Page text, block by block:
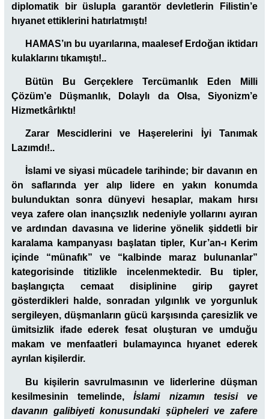
diplomatik bir üslupla garantör devletlerin Filistin’e
hıyanet ettiklerini hatırlatmıştı!
HAMAS’ın bu uyarılarına, maalesef Erdoğan iktidarı
kulaklarını tıkamıştı!..
Bütün Bu Gerçeklere Tercümanlık Eden Milli
Çözüm’e Düşmanlık, Dolaylı da Olsa, Siyonizm’e
Hizmetkârlıktı!
Zarar Mescidlerini ve Haşerelerini İyi Tanımak
Lazımdı!..
İslami ve siyasi mücadele tarihinde; bir davanın en
ön saflarında yer alıp lidere en yakın konumda
bulunduktan sonra dünyevi hesaplar, makam hırsı
veya zafere olan inançsızlık nedeniyle yollarını ayıran
ve ardından davasına ve liderine yönelik şiddetli bir
karalama kampanyası başlatan tipler, Kur’an-ı Kerim
içinde “münafık” ve “kalbinde maraz bulunanlar”
kategorisinde titizlikle incelenmektedir. Bu tipler,
başlangıçta cemaat disiplinine girip gayret
gösterdikleri halde, sonradan yılgınlık ve yorgunluk
sergileyen, düşmanların gücü karşısında çaresizlik ve
ümitsizlik ifade ederek fesat oluşturan ve umduğu
makam ve menfaatleri bulamayınca hıyanet ederek
ayrılan kişilerdir.
Bu kişilerin savrulmasının ve liderlerine düşman
kesilmesinin temelinde,İslami nizamın tesisi ve
davanın galibiyeti konusundaki şüpheleri ve zafere